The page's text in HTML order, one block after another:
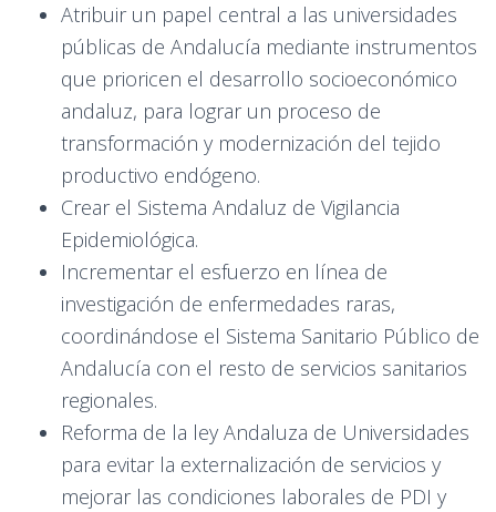
Atribuir un papel central a las universidades
públicas de Andalucía mediante instrumentos
que prioricen el desarrollo socioeconómico
andaluz, para lograr un proceso de
transformación y modernización del tejido
productivo endógeno.
Crear el Sistema Andaluz de Vigilancia
Epidemiológica.
Incrementar el esfuerzo en línea de
investigación de enfermedades raras,
coordinándose el Sistema Sanitario Público de
Andalucía con el resto de servicios sanitarios
regionales.
Reforma de la ley Andaluza de Universidades
para evitar la externalización de servicios y
mejorar las condiciones laborales de PDI y